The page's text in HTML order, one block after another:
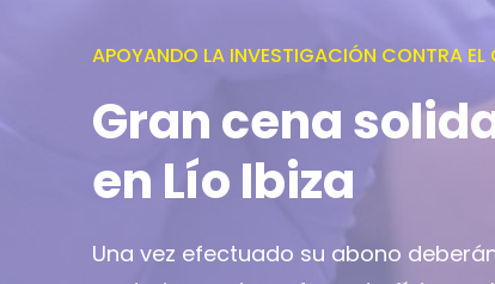
APOYANDO LA INVESTIGACIÓN CONTRA EL
Gran cena
en Lío Ibiza
Una vez efectuado su abono